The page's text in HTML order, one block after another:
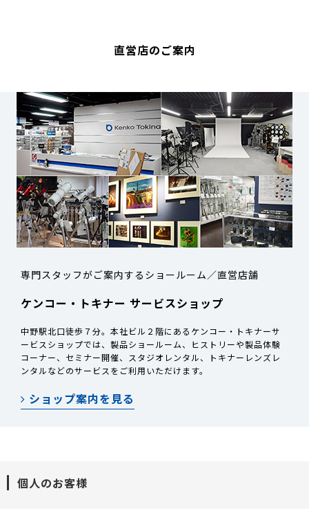
直営店のご案内
専門スタッフがご案内するショールーム／直営店舗
ケンコー・トキナー サービスショップ
中野駅北口徒歩７分。本社ビル２階にあるケンコー・トキナーサ
ービスショップでは、製品ショールーム、ヒストリーや製品体験
コーナー、セミナー開催、スタジオレンタル、トキナーレンズレ
ンタルなどのサービスをご利用いただけます。
ショップ案内を見る
個人のお客様